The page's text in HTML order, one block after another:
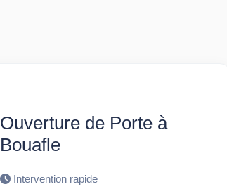
Ouverture de Porte à
Bouafle
Intervention rapide